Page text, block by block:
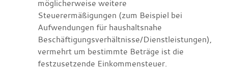
möglicherweise weitere
Steuerermäßigungen (zum Beispiel bei
Aufwendungen für haushaltsnahe
Beschäftigungsverhältnisse/Dienstleistungen),
vermehrt um bestimmte Beträge ist die
festzusetzende Einkommensteuer.